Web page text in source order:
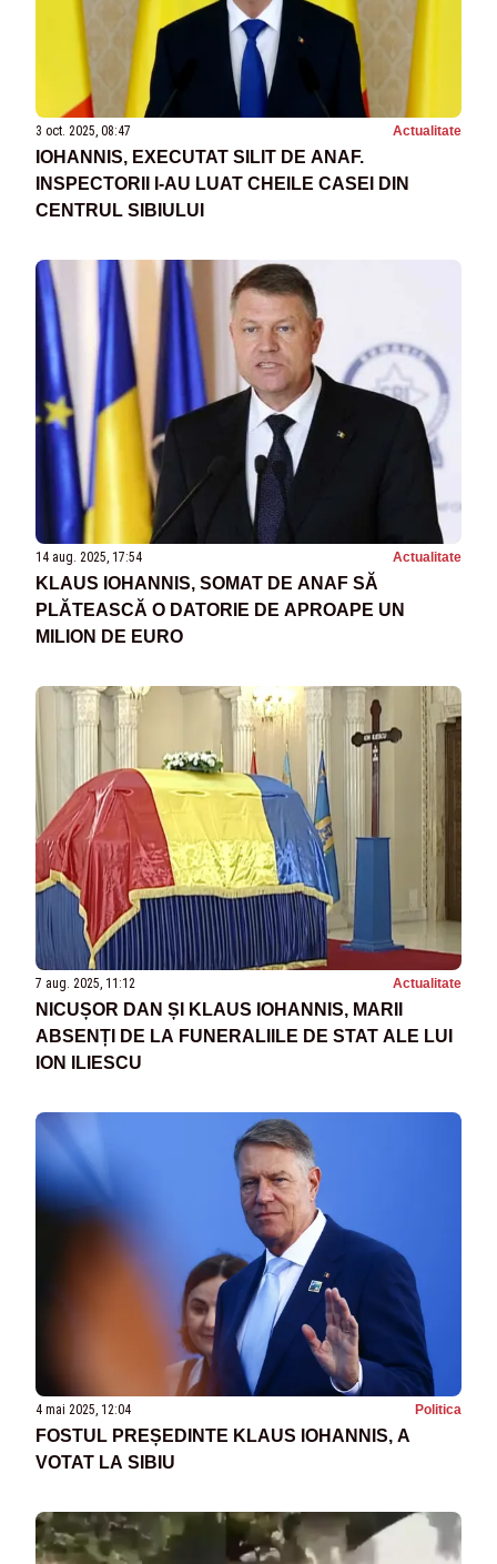
3 oct. 2025, 08:47 Actualitate
IOHANNIS, EXECUTAT SILIT DE ANAF.
INSPECTORII I-AU LUAT CHEILE CASEI DIN
CENTRUL SIBIULUI
14 aug. 2025, 17:54 Actualitate
KLAUS IOHANNIS, SOMAT DE ANAF SĂ
PLĂTEASCĂ O DATORIE DE APROAPE UN
MILION DE EURO
7 aug. 2025, 11:12 Actualitate
NICUȘOR DAN ȘI KLAUS IOHANNIS, MARII
ABSENȚI DE LA FUNERALIILE DE STAT ALE LUI
ION ILIESCU
4 mai 2025, 12:04 Politica
FOSTUL PREȘEDINTE KLAUS IOHANNIS, A
VOTAT LA SIBIU